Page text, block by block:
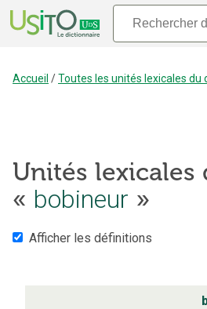
Accueil /Toutes les unités lexicales du
Unités lexicales
« bobineur »
Afficher les définitions